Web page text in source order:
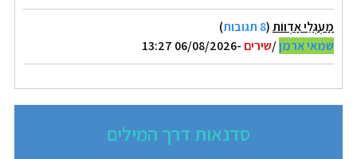
מַעְגְּלֵי אַדְווֹת(8 תגובות
)
שמאי ארמן/שירים -06/08/2026 13:27
סדנאות דרך המילים